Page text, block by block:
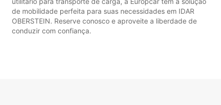
de mobilidade perfeita para suas necessidades em IDAR
OBERSTEIN. Reserve conosco e aproveite a liberdade de
conduzir com confiança.